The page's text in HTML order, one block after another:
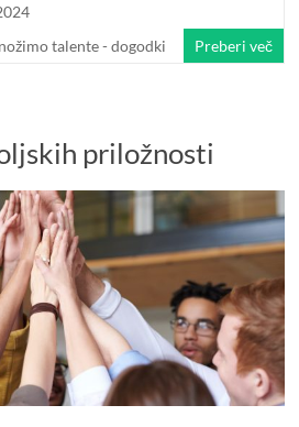
talente - dogodki Preberi več
priložnosti